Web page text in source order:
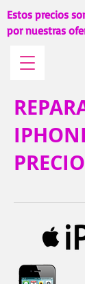
Estos precios
por nuestras